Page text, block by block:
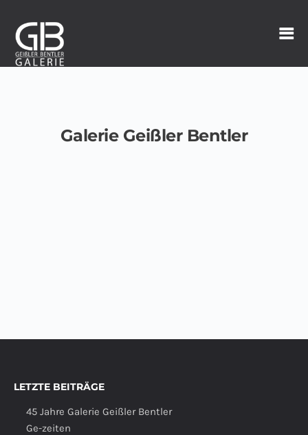
Galerie Geißler Bentler
LETZTE BEITRÄGE
45 Jahre Galerie Geißler Bentler
Ge-zeiten